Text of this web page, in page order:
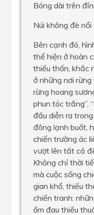
Bóng dài trên
Núi không đè nổi
Bên cạnh đó,
thể hiện ở hoàn
thiếu thốn, khắc
ở những nơi rừng
rừng hoang
phun tóc trắng”,
đấu diễn ra
đông lạnh buốt,
chiến trường ác
vượt lên tất cả
Không chỉ thời
mà cuộc sống
gian khổ, thiếu
chiến tranh:
ốm đau thiếu